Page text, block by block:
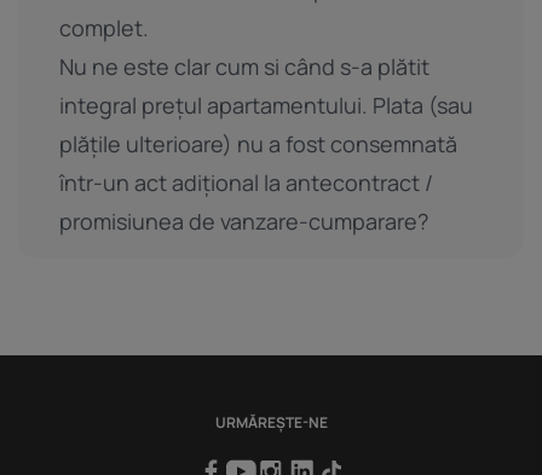
complet.
Nu ne este clar cum si când s-a plătit
integral prețul apartamentului. Plata (sau
plățile ulterioare) nu a fost consemnată
într-un act adițional la antecontract /
promisiunea de vanzare-cumparare?
URMĂREȘTE-NE